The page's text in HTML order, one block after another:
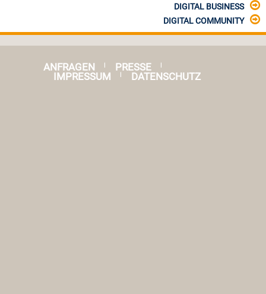
DIGITAL BUSINESS
DIGITAL COMMUNITY
ANFRAGEN | PRESSE |
IMPRESSUM | DATENSCHUTZ